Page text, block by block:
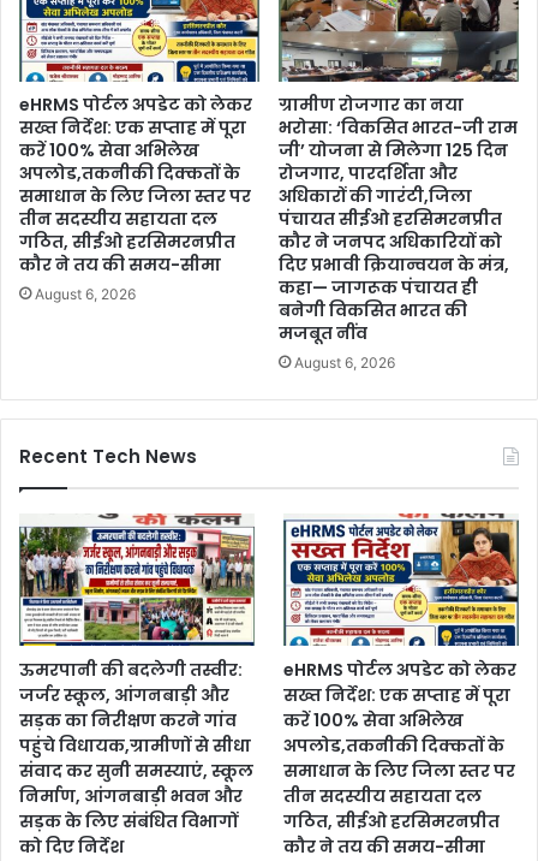
eHRMS पोर्टल अपडेट को लेकर
सख्त निर्देश: एक सप्ताह में पूरा
करें 100% सेवा अभिलेख
अपलोड,तकनीकी दिक्कतों के
समाधान के लिए जिला स्तर पर
तीन सदस्यीय सहायता दल
गठित, सीईओ हरसिमरनप्रीत
कौर ने तय की समय-सीमा
August 6, 2026
ग्रामीण रोजगार का नया
भरोसा: ‘विकसित भारत-जी राम
जी’ योजना से मिलेगा 125 दिन
रोजगार, पारदर्शिता और
अधिकारों की गारंटी,जिला
पंचायत सीईओ हरसिमरनप्रीत
कौर ने जनपद अधिकारियों को
दिए प्रभावी क्रियान्वयन के मंत्र,
कहा— जागरूक पंचायत ही
बनेगी विकसित भारत की
मजबूत नींव
August 6, 2026
Recent Tech News
ऊमरपानी की बदलेगी तस्वीर:
जर्जर स्कूल, आंगनबाड़ी और
सड़क का निरीक्षण करने गांव
पहुंचे विधायक,ग्रामीणों से सीधा
संवाद कर सुनी समस्याएं, स्कूल
निर्माण, आंगनबाड़ी भवन और
सड़क के लिए संबंधित विभागों
को दिए निर्देश
eHRMS पोर्टल अपडेट को लेकर
सख्त निर्देश: एक सप्ताह में पूरा
करें 100% सेवा अभिलेख
अपलोड,तकनीकी दिक्कतों के
समाधान के लिए जिला स्तर पर
तीन सदस्यीय सहायता दल
गठित, सीईओ हरसिमरनप्रीत
कौर ने तय की समय-सीमा